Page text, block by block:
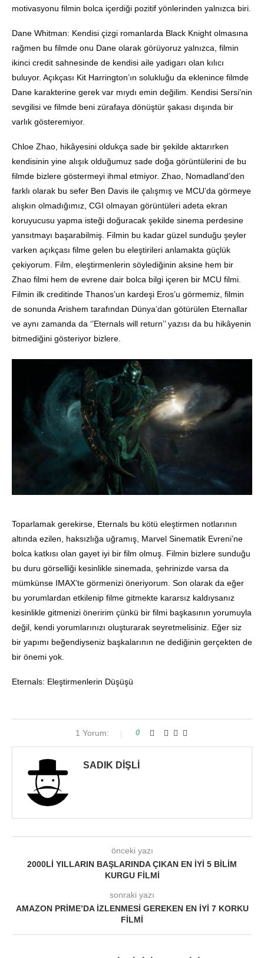
motivasyonu filmin bolca içerdiği pozitif yönlerinden yalnızca biri.
Dane Whitman: Kendisi çizgi romanlarda Black Knight olmasına
rağmen bu filmde onu Dane olarak görüyoruz yalnızca, filmin
ikinci credit sahnesinde de kendisi aile yadigarı olan kılıcı
buluyor. Açıkçası Kit Harrington’ın solukluğu da eklenince filmde
Dane karakterine gerek var mıydı emin değilim. Kendisi Sersi’nin
sevgilisi ve filmde beni zürafaya dönüştür şakası dışında bir
varlık gösteremiyor.
Chloe Zhao, hikâyesini oldukça sade bir şekilde aktarırken
kendisinin yine alışık olduğumuz sade doğa görüntülerini de bu
filmde bizlere göstermeyi ihmal etmiyor. Zhao, Nomadland’den
farklı olarak bu sefer Ben Davis ile çalışmış ve MCU’da görmeye
alışkın olmadığımız, CGI olmayan görüntüleri adeta ekran
koruyucusu yapma isteği doğuracak şekilde sinema perdesine
yansıtmayı başarabilmiş. Filmin bu kadar güzel sunduğu şeyler
varken açıkçası filme gelen bu eleştirileri anlamakta güçlük
çekiyorum. Film, eleştirmenlerin söylediğinin aksine hem bir
Zhao filmi hem de evrene dair bolca bilgi içeren bir MCU filmi.
Filmin ilk creditinde Thanos’un kardeşi Eros’u görmemiz, filmin
de sonunda Arishem tarafından Dünya’dan götürülen Eternallar
ve aynı zamanda da ‘’Eternals will return’’ yazısı da bu hikâyenin
bitmediğini gösteriyor bizlere.
Toparlamak gerekirse, Eternals bu kötü eleştirmen notlarının
altında ezilen, haksızlığa uğramış, Marvel Sinematik Evreni’ne
bolca katkısı olan gayet iyi bir film olmuş. Filmin bizlere sunduğu
bu duru görselliği kesinlikle sinemada, şehrinizde varsa da
mümkünse IMAX’te görmenizi öneriyorum. Son olarak da eğer
bu yorumlardan etkilenip filme gitmekte kararsız kaldıysanız
kesinlikle gitmenizi öneririm çünkü bir filmi başkasının yorumuyla
değil, kendi yorumlarınızı oluşturarak seyretmelisiniz. Eğer siz
bir yapımı beğendiyseniz başkalarının ne dediğinin gerçekten de
bir önemi yok.
Eternals: Eleştirmenlerin Düşüşü
1 Yorum: 0
SADIK DIŞLI
önceki yazı
2000LI YILLARIN BAŞLARINDA ÇIKAN EN İYI 5 BILIM
KURGU FILMI
sonraki yazı
AMAZON PRIME’DA İZLENMESI GEREKEN EN İYI 7 KORKU
FILMI